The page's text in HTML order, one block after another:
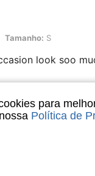
S
Tamanho: S
look soo
para
Política de